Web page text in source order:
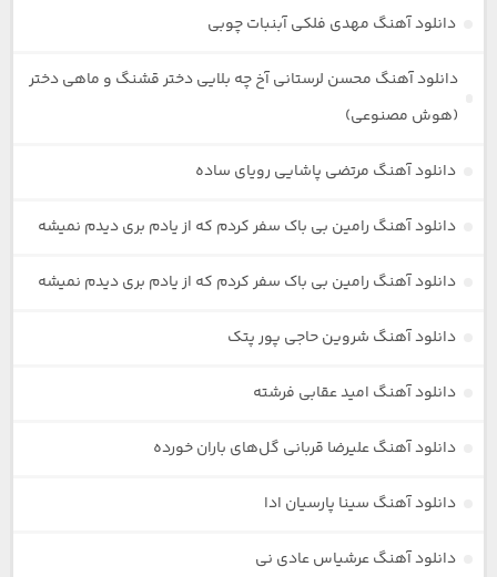
دانلود آهنگ مهدی فلکی آبنبات چوبی
دانلود آهنگ محسن لرستانی آخ چه بلایی دختر قشنگ و ماهی دختر
(هوش مصنوعی)
دانلود آهنگ مرتضی پاشایی رویای ساده
دانلود آهنگ رامین بی باک سفر کردم که از یادم بری دیدم نمیشه
دانلود آهنگ رامین بی باک سفر کردم که از یادم بری دیدم نمیشه
دانلود آهنگ شروین حاجی پور پتک
دانلود آهنگ امید عقابی فرشته
دانلود آهنگ علیرضا قربانی گل‌های باران خورده
دانلود آهنگ سینا پارسیان ادا
دانلود آهنگ عرشیاس عادی نی